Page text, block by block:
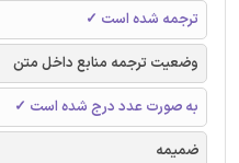
ترجمه شده است ✓
وضعیت ترجمه منابع داخل متن
به صورت عدد درج شده است ✓
ضمیمه